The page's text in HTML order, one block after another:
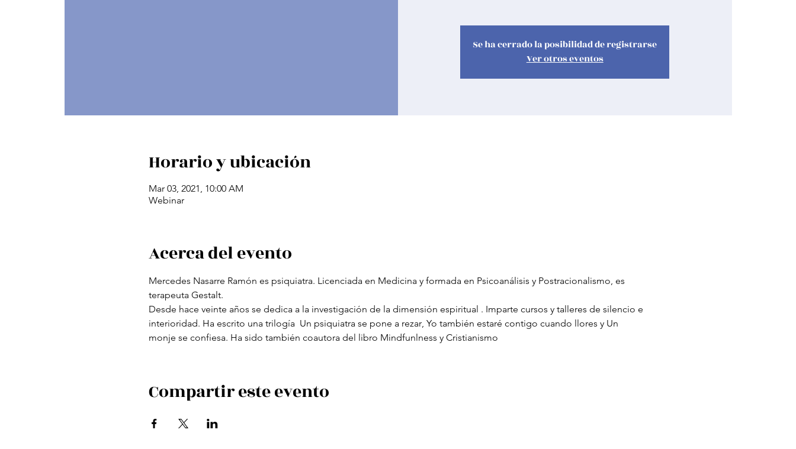
Se ha cerrado la posibilidad de registrarse
Ver otros eventos
Horario y ubicación
Mar 03, 2021, 10:00 AM
Webinar
Acerca del evento
Mercedes Nasarre Ramón es psiquiatra. Licenciada en Medicina y formada en Psicoanálisis y Postracionalismo, es
terapeuta Gestalt.
Desde hace veinte años se dedica a la investigación de la dimensión espiritual . Imparte cursos y talleres de silencio e
interioridad. Ha escrito una trilogía  Un psiquiatra se pone a rezar, Yo también estaré contigo cuando llores y Un
monje se confiesa. Ha sido también coautora del libro Mindfunlness y Cristianismo
Compartir este evento